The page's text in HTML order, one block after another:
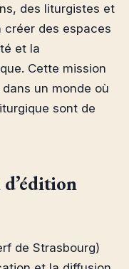
des liturgistes et
créer des espaces
et la
Cette mission
un monde où
sont de
de Strasbourg)